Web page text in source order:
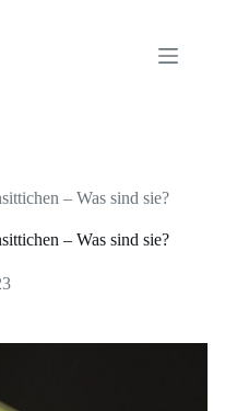
– Was sind sie?
– Was sind sie?